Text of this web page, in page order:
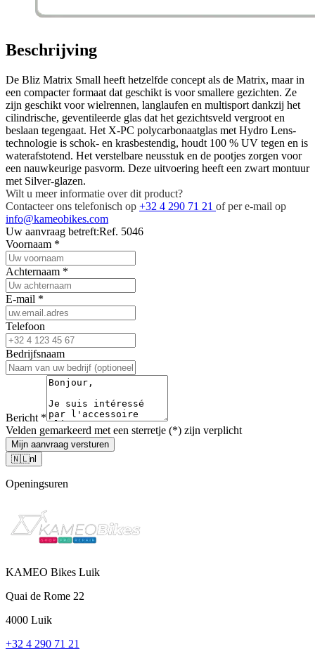
Beschrijving
De Bliz Matrix Small heeft hetzelfde concept als de Matrix, maar in
een compacter formaat dat geschikt is voor smallere gezichten. Ze
zijn geschikt voor wielrennen, langlaufen en multisport dankzij het
cilindrische, geventileerde glas dat het gezichtsveld vergroot en
beslaan tegengaat. Het X-PC polycarbonaatglas met Hydro Lens-
technologie is schok- en krasbestendig, houdt 100 % UV tegen en is
waterafstotend. Het verstelbare neusstuk en de pootjes zorgen voor
een nauwkeurige pasvorm. Deze uitvoering heeft een zwart montuur
met Silver-glazen.
Wilt u meer informatie over dit product?
Contacteer ons telefonisch op +32 4 290 71 21 of per e-mail op
info@kameobikes.com
Uw aanvraag betreft:Ref. 5046
Voornaam *
Achternaam *
E-mail *
Telefoon
Bedrijfsnaam
Bericht *
Velden gemarkeerd met een sterretje (*) zijn verplicht
Mijn aanvraag versturen
🇳🇱nl
Openingsuren
KAMEO Bikes Luik
Quai de Rome 22
4000 Luik
+32 4 290 71 21